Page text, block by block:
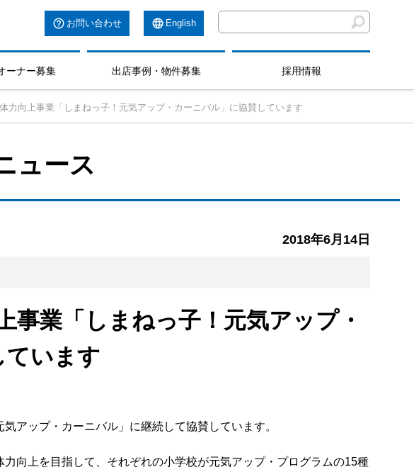
お問い合わせ English
ーナー募集 出店事例・物件募集 採用情報
力向上事業「しまねっ子！元気アップ・カーニバル」に協賛しています
ュース
2018年6月14日
事業「しまねっ子！元気アップ・
ています
アップ・カーニバル」に継続して協賛しています。
向上を目指して、それぞれの小学校が元気アップ・プログラムの15種